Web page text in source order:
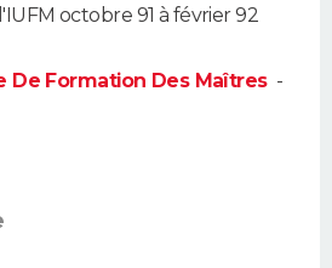
octobre 91 à février 92
De Formation Des Maîtres-